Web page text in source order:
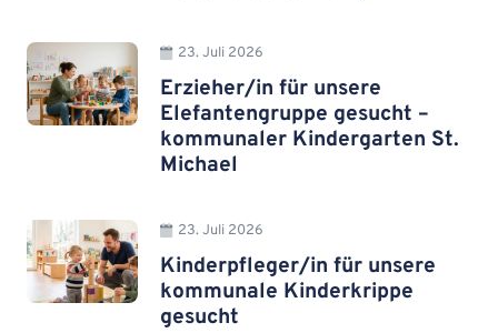
23. Juli 2026
Erzieher/in für unsere
Elefantengruppe gesucht –
kommunaler Kindergarten St.
Michael
23. Juli 2026
Kinderpfleger/in für unsere
kommunale Kinderkrippe
gesucht